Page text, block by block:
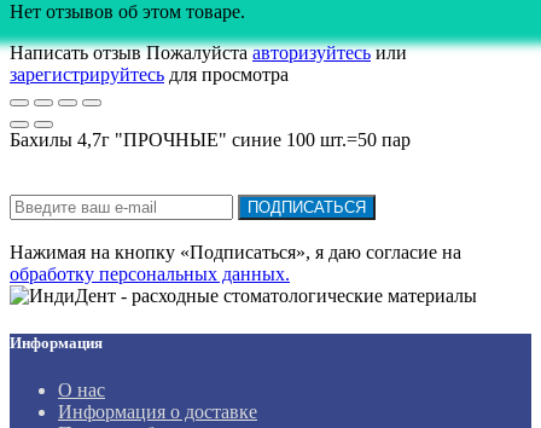
Нет отзывов об этом товаре.
Написать отзывПожалуйстаавторизуйтесьили
зарегистрируйтесь для просмотра
Бахилы 4,7г "ПРОЧНЫЕ" синие 100 шт.=50 пар
ПОДПИСАТЬСЯ
Нажимая на кнопку «Подписаться», я даю cогласие на
обработку персональных данных.
Информация
О нас
Информация о доставке